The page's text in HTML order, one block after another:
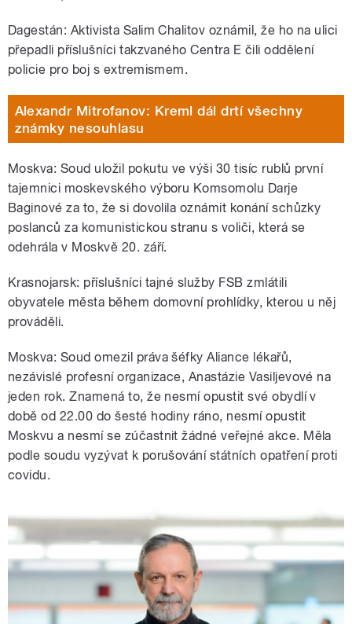
Dagestán: Aktivista Salim Chalitov oznámil, že ho na ulici
přepadli příslušníci takzvaného Centra E čili oddělení
policie pro boj s extremismem.
Alexandr Mitrofanov: Kreml dál drtí všechny
známky nesouhlasu
Moskva: Soud uložil pokutu ve výši 30 tisíc rublů první
tajemnici moskevského výboru Komsomolu Darje
Baginové za to, že si dovolila oznámit konání schůzky
poslanců za komunistickou stranu s voliči, která se
odehrála v Moskvě 20. září.
Krasnojarsk: příslušníci tajné služby FSB zmlátili
obyvatele města během domovní prohlídky, kterou u něj
prováděli.
Moskva: Soud omezil práva šéfky Aliance lékařů,
nezávislé profesní organizace, Anastázie Vasiljevové na
jeden rok. Znamená to, že nesmí opustit své obydlí v
době od 22.00 do šesté hodiny ráno, nesmí opustit
Moskvu a nesmí se zúčastnit žádné veřejné akce. Měla
podle soudu vyzývat k porušování státních opatření proti
covidu.